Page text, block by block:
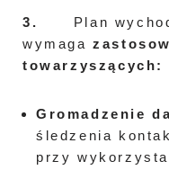
3.
Plan
wymaga
towarzyszących:
Gromadzenie
śledzenia
przy